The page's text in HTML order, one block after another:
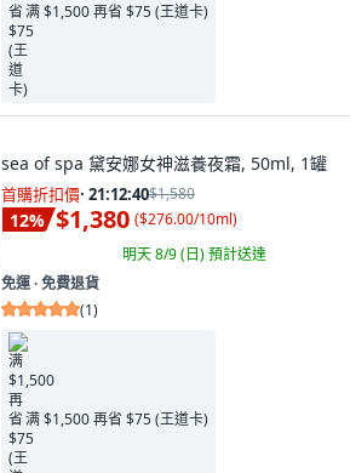
满 $1,500 再省 $75 (王道卡)
sea of spa 黛安娜女神滋養夜霜, 50ml, 1罐
首購折扣價· 21:12:39$1,580
12% $1,380 ($276.00/10ml)
明天 8/9 (日)預計送達
免運 ∙ 免費退貨
(1)
满 $1,500 再省 $75 (王道卡)